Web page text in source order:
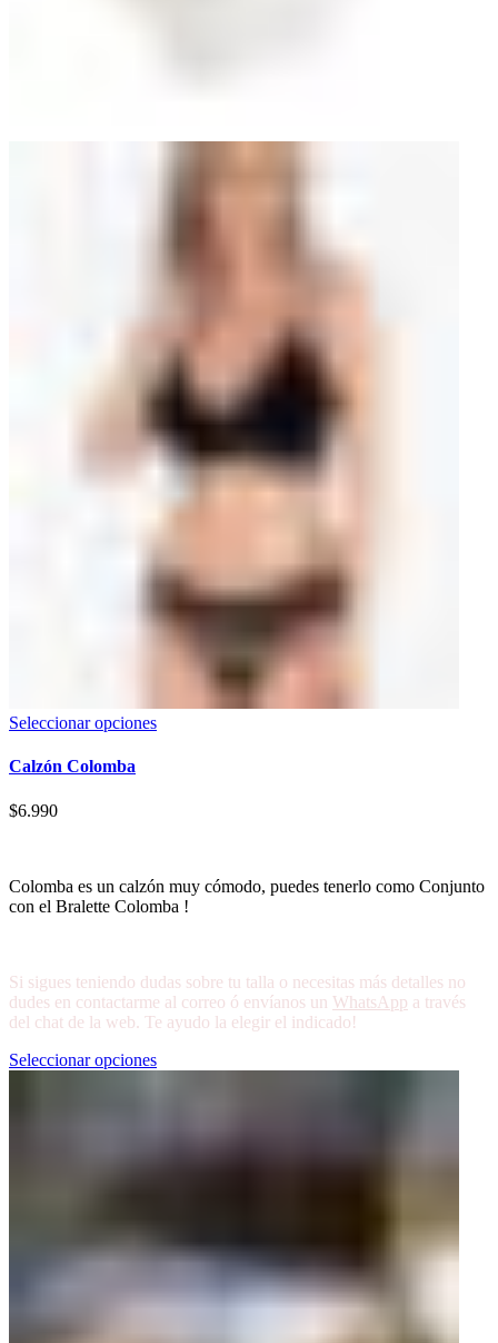
Seleccionar opciones
Calzón Colomba
$6.990
Colomba es un calzón muy cómodo, puedes tenerlo como Conjunto
con el Bralette Colomba !
Si sigues teniendo dudas sobre tu talla o necesitas más detalles no
dudes en contactarme al correo ó envíanos un WhatsApp a través
del chat de la web. Te ayudo la elegir el indicado!
Seleccionar opciones